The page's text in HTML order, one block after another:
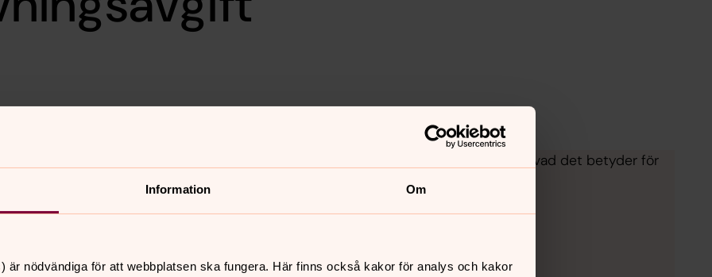
Information Om
är nödvändiga för att webbplatsen ska fungera. Här finns också kakor för analys och kakor
i hela
Från många olika avgifter till en och samma. Se vad det betyder för